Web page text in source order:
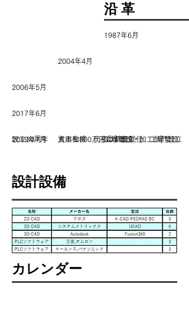
沿 革
1987年6月
2004年4月
2006年5月
2017年6月
2019年7月 資本金800万円にて設立工場増設・加工部門設立
工場増設
設立30周年 太田和博 代表取締役就任
​設計設備
カレンダー